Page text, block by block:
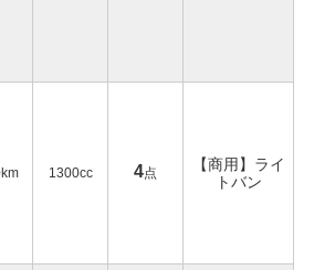
1300cc 4点
【商用】ライ
トバン